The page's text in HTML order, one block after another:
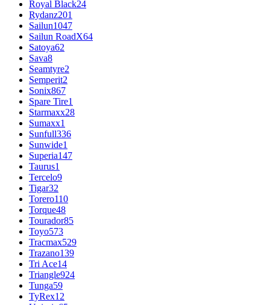
Royal Black24
Rydanz201
Sailun1047
Sailun RoadX64
Satoya62
Sava8
Seamtyre2
Semperit2
Sonix867
Spare Tire1
Starmaxx28
Sumaxx1
Sunfull336
Sunwide1
Superia147
Taurus1
Tercelo9
Tigar32
Torero110
Torque48
Tourador85
Toyo573
Tracmax529
Trazano139
Tri Ace14
Triangle924
Tunga59
TyRex12